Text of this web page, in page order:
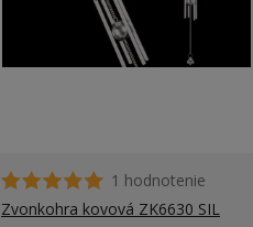
1 hodnotenie
Zvonkohra kovová ZK6630 SIL